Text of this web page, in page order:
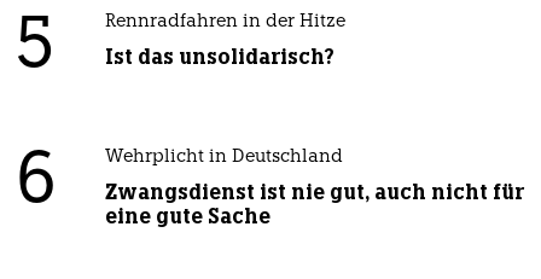
5 Rennradfahren in der Hitze
Ist das unsolidarisch?
6 Wehrplicht in Deutschland
Zwangsdienst ist nie gut, auch nicht für
eine gute Sache